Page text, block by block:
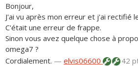
Bonjour,
J'ai vu après mon erreur et j'ai rectifié
C'était une erreur de frappe.
Sinon vous avez quelque chose à
omega7 ?
Cordialement. —elvis06600 42